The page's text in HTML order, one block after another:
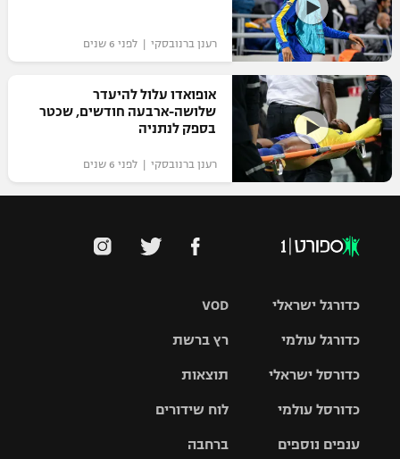
רענן ברנובסקי | לפני 6 שנים
אופואדו עלול להיעדר
שלושה-ארבעה חודשים, שכטר
בספק לנתניה
רענן ברנובסקי | לפני 6 שנים
VOD
רץ ברשת
תוצאות
לוח שידורים
ברחבה
כדורגל ישראלי
גביע הטוטו
כדורגל עולמי
האלופות
ליגה
כדורסל ישראלי
סל
כדורסל עולמי
ענפים נוספים